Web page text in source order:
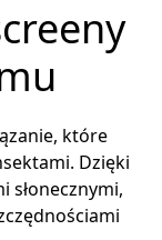
które
Dzięki
słonecznymi,